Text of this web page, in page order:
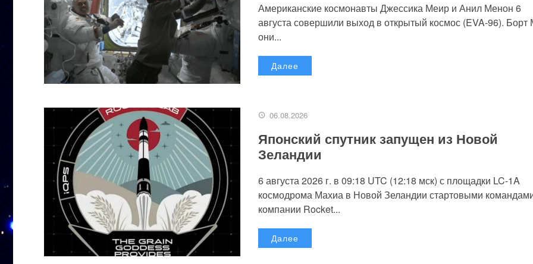
Американские космонавты Джессика Меир и Анил Менон 6
августа совершили выход в открытый космос (EVA-96).
они...
Далее
06.08.2026
Японский спутник запущен из Новой
Зеландии
6 августа 2026 г. в 09:18 UTC (12:18 мск) с площадки LC-1A
космодрома Махиа в Новой Зеландии стартовыми
компании Rocket...
Далее